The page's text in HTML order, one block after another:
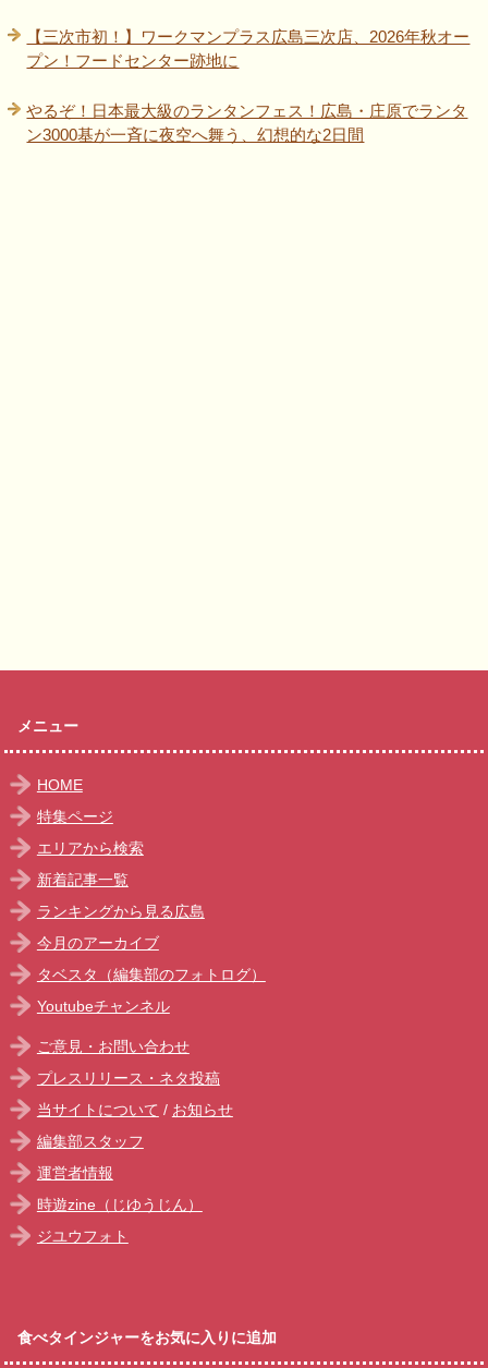
【三次市初！】ワークマンプラス広島三次店、2026年秋オー
プン！フードセンター跡地に
やるぞ！日本最大級のランタンフェス！広島・庄原でランタ
ン3000基が一斉に夜空へ舞う、幻想的な2日間
メニュー
HOME
特集ページ
エリアから検索
新着記事一覧
ランキングから見る広島
今月のアーカイブ
タベスタ（編集部のフォトログ）
Youtubeチャンネル
ご意見・お問い合わせ
プレスリリース・ネタ投稿
当サイトについて / お知らせ
編集部スタッフ
運営者情報
時遊zine（じゆうじん）
ジユウフォト
食べタインジャーをお気に入りに追加